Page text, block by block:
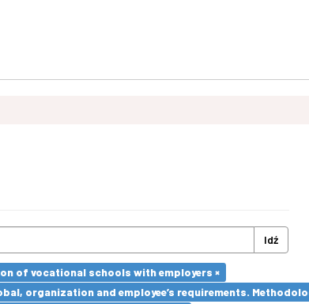
Idź
of vocational schools with employers ×
organization and employee’s requirements.